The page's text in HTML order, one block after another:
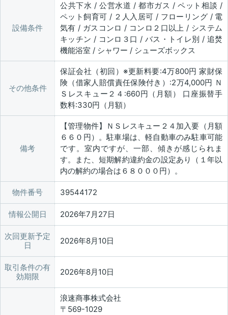
設備条件
公共下水 / 公営水道 / 都市ガス / ペット相談 /
ペット飼育可 / ２人入居可 / フローリング / 電
気有 / ガスコンロ / コンロ２口以上 / システム
キッチン / コンロ３口 / バス・トイレ別 / 追焚
機能浴室 / シャワー / シューズボックス
その他条件
保証会社（初回）※更新料要:4万800円 家財保
険（借家人賠償責任保険付き）:2万4,000円 Ｎ
Ｓレスキュー２４:660円（月額） 口座振替手
数料:330円（月額）
備考
【管理物件】ＮＳレスキュー２４加入要（月額
６６０円）。駐車場は、軽自動車のみ駐車可能
です。室内ですが、一部、傾きが感じられま
す。また、短期解約違約金の設定あり（１年以
内の解約の場合は６８０００円）。
物件番号 39544172
情報公開日 2026年7月27日
次回更新予定
日
2026年8月10日
取引条件の有
効期限
2026年8月10日
浪速商事株式会社
〒569-1029